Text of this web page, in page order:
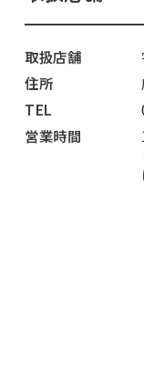
取扱店舗
住所
TEL
営業時間